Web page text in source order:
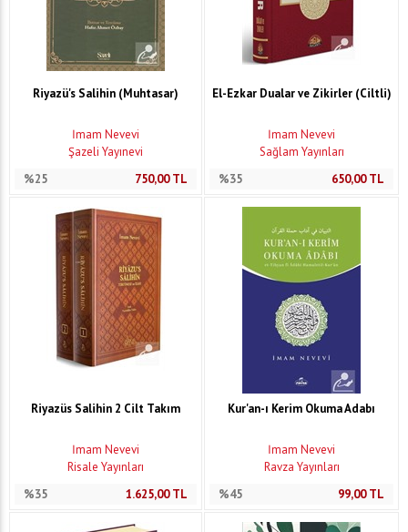
Riyazü's Salihin (Muhtasar)
İmam Nevevi
Şazeli Yayınevi
%25
750,00TL
El-Ezkar Dualar ve Zikirler (Ciltli)
İmam Nevevi
Sağlam Yayınları
%35
650,00TL
Riyazüs Salihin 2 Cilt Takım
İmam Nevevi
Risale Yayınları
%35
1.625,00TL
Kur'an-ı Kerim Okuma Adabı
İmam Nevevi
Ravza Yayınları
%45
99,00TL